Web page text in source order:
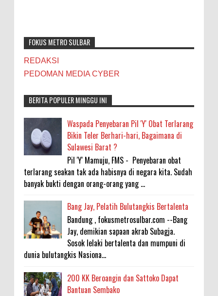
FOKUS METRO SULBAR
REDAKSI
PEDOMAN MEDIA CYBER
BERITA POPULER MINGGU INI
Waspada Penyebaran Pil 'Y' Obat Terlarang
Bikin Teler Berhari-hari, Bagaimana di
Sulawesi Barat ?
Pil 'Y' Mamuju, FMS - Penyebaran obat
terlarang seakan tak ada habisnya di negara kita. Sudah
banyak bukti dengan orang-orang yang ...
Bang Jay, Pelatih Bulutangkis Bertalenta
Bandung , fokusmetrosulbar.com --Bang
Jay, demikian sapaan akrab Subagja.
Sosok lelaki bertalenta dan mumpuni di
dunia bulutangkis Nasiona...
200 KK Beroangin dan Sattoko Dapat
Bantuan Sembako